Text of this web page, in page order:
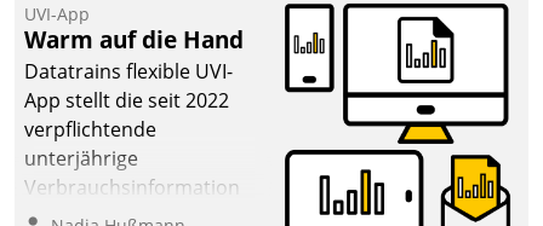
UVI-App
Warm auf die Hand
Datatrains flexible UVI-
App stellt die seit 2022
verpflichtende
unterjährige
Verbrauchsinformation
schnell, zuverlässig und